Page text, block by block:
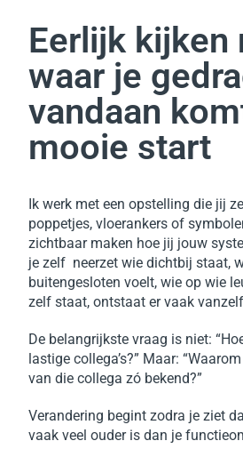
Eerlijk kijken
waar je
vandaan
mooie start
Ik werk met een opstelling die jij
poppetjes, vloerankers of
zichtbaar maken hoe jij jouw
je zelf neerzet wie dichtbij staat,
buitengesloten voelt, wie op wie
zelf staat, ontstaat er vaak
De belangrijkste vraag is niet:
lastige collega’s?” Maar:
van die collega zó bekend?”
Verandering begint zodra je ziet
vaak veel ouder is dan je